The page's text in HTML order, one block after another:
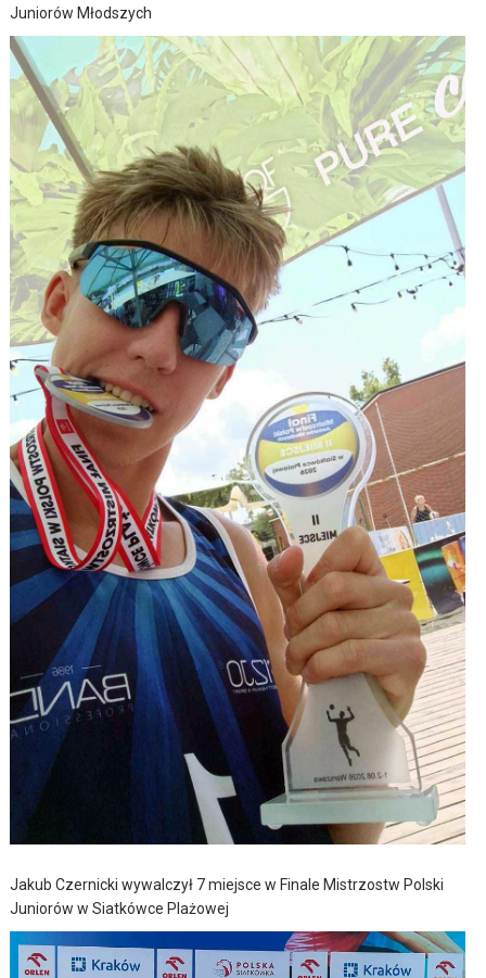
Juniorów Młodszych
Jakub Czernicki wywalczył 7 miejsce w Finale Mistrzostw Polski
Juniorów w Siatkówce Plażowej